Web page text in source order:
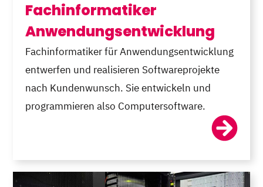
Fachinformatiker
Anwendungsentwicklung
Fachinformatiker für Anwendungsentwicklung
entwerfen und realisieren Softwareprojekte
nach Kundenwunsch. Sie entwickeln und
programmieren also Computersoftware.